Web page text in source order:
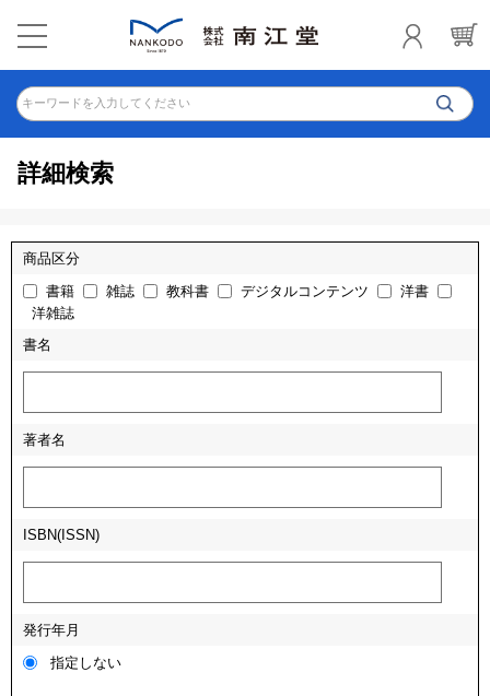
キーワードを入力してください
詳細検索
商品区分
書籍 雑誌 教科書 デジタルコンテンツ
洋書
洋雑誌
書名
著者名
ISBN(ISSN)
発行年月
指定しない